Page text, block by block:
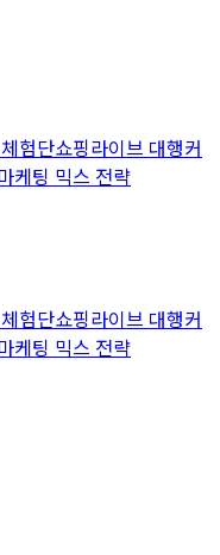
험단쇼핑라이브 대행커
케팅 믹스 전략
험단쇼핑라이브 대행커
케팅 믹스 전략